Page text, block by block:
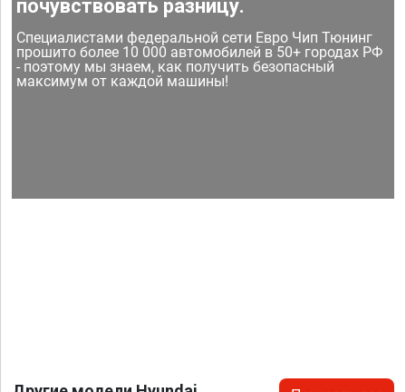
почувствовать разницу.
Специалистами федеральной сети Евро Чип Тюнинг
прошито более 10 000 автомобилей в 50+ городах РФ
- поэтому мы знаем, как получить безопасный
максимум от каждой машины!